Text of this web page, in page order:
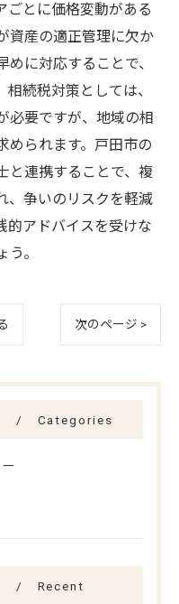
ごとに価格変動がある
資産の適正管理に欠か
に対応することで、
続税対策としては、
必要ですが、地域の相
められます。戸田市の
と連携することで、複
、争いのリスクを軽減
的アドバイスを受けな
。
次のページ >
Categories
Recent